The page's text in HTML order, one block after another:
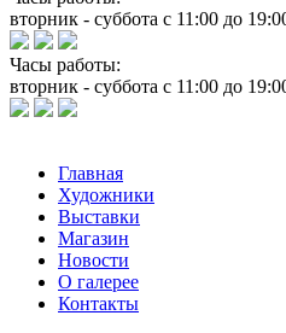
вторник - суббота с 11:00 до
Часы работы:
вторник - суббота с 11:00 до
Главная
Художники
Выставки
Магазин
Новости
О галерее
Контакты